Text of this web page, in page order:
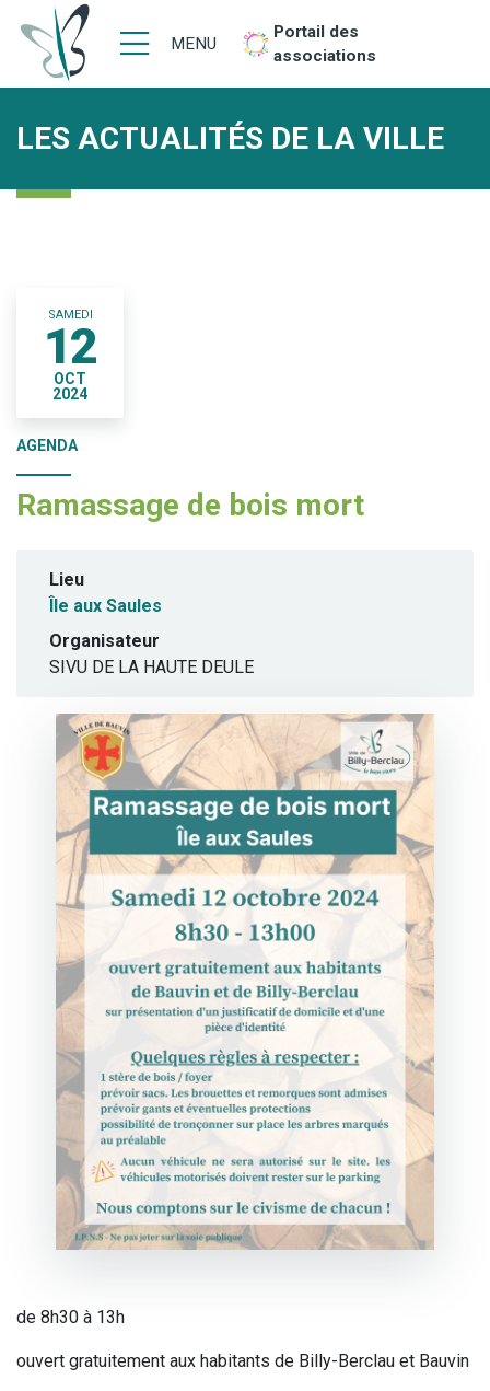
MENU
Portail des
associations
LES ACTUALITÉS DE LA VILLE
SAMEDI
12
OCT
2024
AGENDA
Ramassage de bois mort
Lieu
Île aux Saules
Organisateur
SIVU DE LA HAUTE DEULE
de 8h30 à 13h
ouvert gratuitement aux habitants de Billy-Berclau et Bauvin